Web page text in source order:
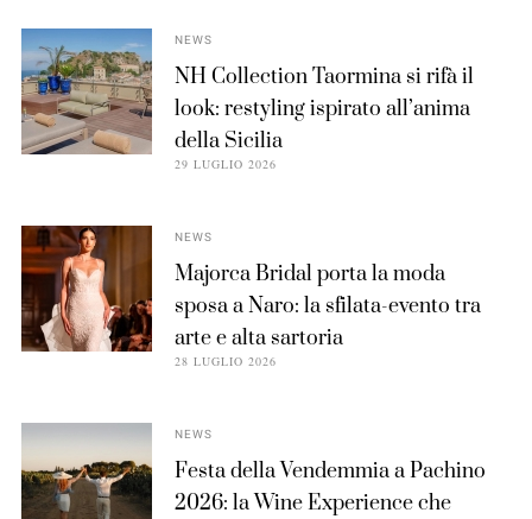
NEWS
NH Collection Taormina si rifà il
look: restyling ispirato all’anima
della Sicilia
29 LUGLIO 2026
NEWS
Majorca Bridal porta la moda
sposa a Naro: la sfilata-evento tra
arte e alta sartoria
28 LUGLIO 2026
NEWS
Festa della Vendemmia a Pachino
2026: la Wine Experience che